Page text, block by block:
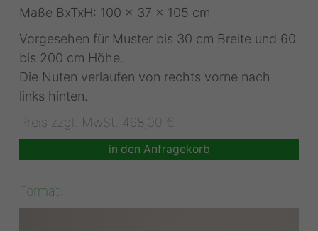
Maße BxTxH: 100 x 37 x 105 cm
Vorgesehen für Muster bis 30 cm Breite und 60
bis 200 cm Höhe.
Die Nuten verlaufen von rechts vorne nach
links hinten.
Preis zzgl. MwSt. 498,00 €
in den Anfragekorb
Format: